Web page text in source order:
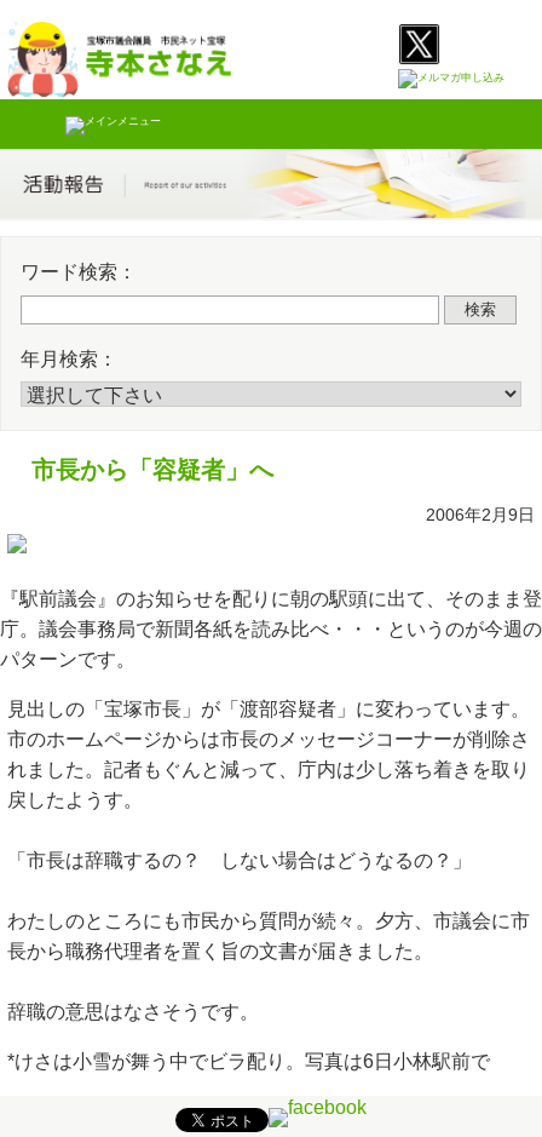
to
content
ワード検索：
検索
年月検索：
市長から「容疑者」へ
2006年2月9日
『駅前議会』のお知らせを配りに朝の駅頭に出て、そのまま登
庁。議会事務局で新聞各紙を読み比べ・・・というのが今週の
パターンです。
見出しの「宝塚市長」が「渡部容疑者」に変わっています。
市のホームページからは市長のメッセージコーナーが削除さ
れました。記者もぐんと減って、庁内は少し落ち着きを取り
戻したようす。
「市長は辞職するの？ しない場合はどうなるの？」
わたしのところにも市民から質問が続々。夕方、市議会に市
長から職務代理者を置く旨の文書が届きました。
辞職の意思はなさそうです。
*けさは小雪が舞う中でビラ配り。写真は6日小林駅前で